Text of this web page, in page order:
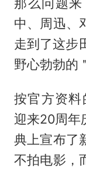
那么问题
中、周迅、
走到了这步
野心勃勃的
按官方资料
迎来20周年
典上宣布了
不拍电影，